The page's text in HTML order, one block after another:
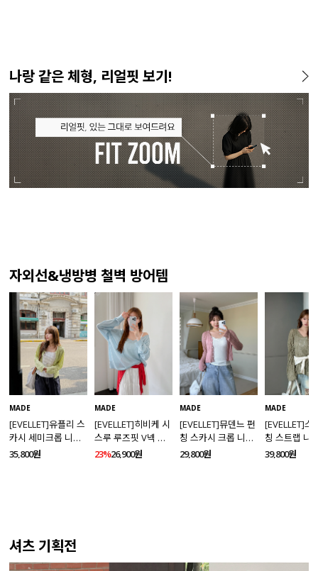
나랑 같은 체형, 리얼핏 보기!
자외선&냉방병 철벽 방어템
MADE
[EVELLET]유플리 스
카시 세미크롭 니트
가디건
35,800원
MADE
[EVELLET]히비케 시
스루 루즈핏 V넥 니
트
23%26,900원
MADE
[EVELLET]뮤덴느 펀
칭 스카시 크롭 니트
가디건
29,800원
MADE
[EVELLET]스
칭 스트랩 니
39,800원
셔츠 기획전